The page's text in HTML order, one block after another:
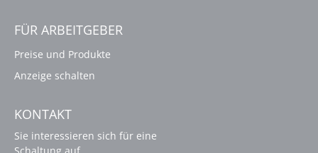
FÜR ARBEITGEBER
Preise und Produkte
Anzeige schalten
KONTAKT
Sie interessieren sich für eine
Schaltung auf